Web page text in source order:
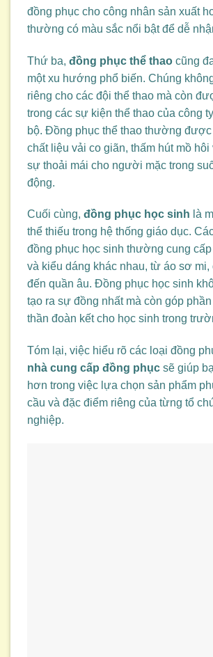
đồng phục cho công nhân sản xuất
thường có màu sắc nổi bật để dễ
Thứ ba, đồng phục thể thao cũng
một xu hướng phổ biến. Chúng
riêng cho các đội thể thao mà còn
trong các sự kiện thể thao của công
bộ. Đồng phục thể thao thường
chất liệu vải co giãn, thấm hút mồ hôi
sự thoải mái cho người mặc trong
động.
Cuối cùng, đồng phục học sinh là
thể thiếu trong hệ thống giáo dục.
đồng phục học sinh thường cung
và kiểu dáng khác nhau, từ áo sơ mi,
đến quần âu. Đồng phục học sinh
tạo ra sự đồng nhất mà còn góp
thần đoàn kết cho học sinh trong
Tóm lại, việc hiểu rõ các loại đồng
nhà cung cấp đồng phục sẽ giúp
hơn trong việc lựa chọn sản phẩm
cầu và đặc điểm riêng của từng tổ
nghiệp.